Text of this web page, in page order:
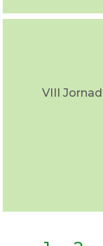
VIII